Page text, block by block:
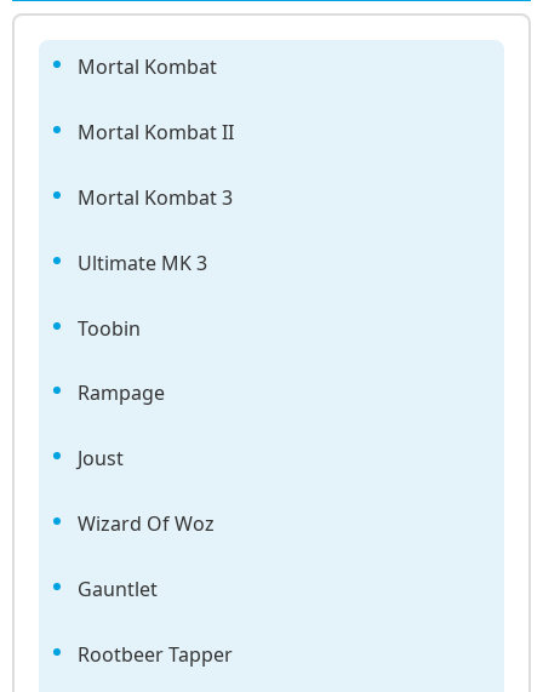
Mortal Kombat
Mortal Kombat II
Mortal Kombat 3
Ultimate MK 3
Toobin
Rampage
Joust
Wizard Of Woz
Gauntlet
Rootbeer Tapper